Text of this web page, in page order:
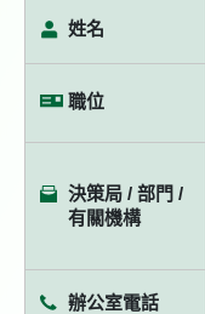
姓名
職位
決策局 / 部門 /
有關機構
辦公室電話